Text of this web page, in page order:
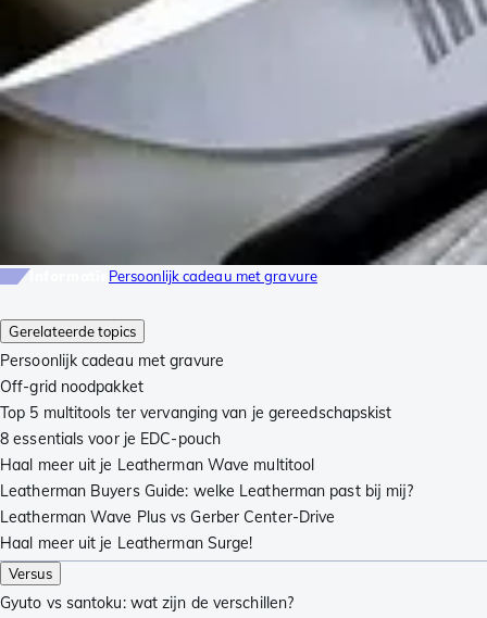
Gerelateerde topics
Persoonlijk cadeau met gravure
Off-grid noodpakket
Top 5 multitools ter vervanging van je gereedschapskist
8 essentials voor je EDC-pouch
Haal meer uit je Leatherman Wave multitool
Leatherman Buyers Guide: welke Leatherman past bij mij?
Leatherman Wave Plus vs Gerber Center-Drive
Haal meer uit je Leatherman Surge!
Versus
Gyuto vs santoku: wat zijn de verschillen?
Persoonlijk cadeau met gravure